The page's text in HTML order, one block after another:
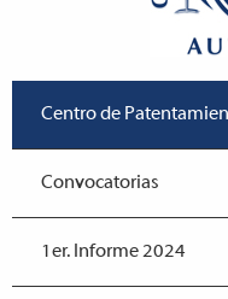
Centro de
Convocatorias
1er. Informe 2024